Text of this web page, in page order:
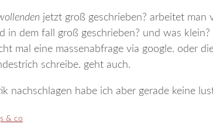
jetzt groß geschrieben? arbeitet man
in dem fall groß geschrieben? und was
mal eine massenabfrage via google. oder
schreibe. geht auch.
nachschlagen habe ich aber gerade keine
& co